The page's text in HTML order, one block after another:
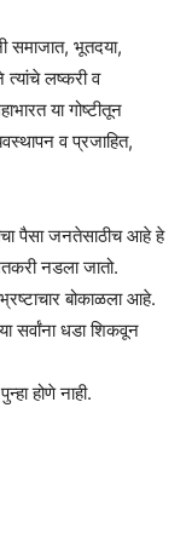
समाजात, भूतदया,
त्यांचे लष्करी व
या गोष्टीतून‌
व प्रजाहित,
पैसा जनतेसाठीच आहे हे
नडला जातो.
बोकाळला आहे.
सर्वांना धडा शिकवून
होणे नाही.